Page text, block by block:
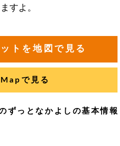
すよ。
トを地図で見る
で見る
ずっとなかよしの基本情報